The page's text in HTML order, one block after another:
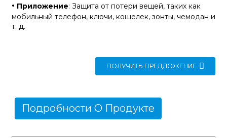
· Приложение: Защита от потери вещей, таких как
мобильный телефон, ключи, кошелек, зонты, чемодан и
т. д.
ПОЛУЧИТЬ ПРЕДЛОЖЕНИЕ
Подробности О Продукте